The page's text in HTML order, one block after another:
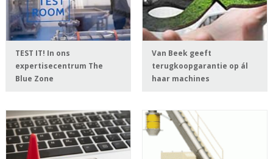
TEST IT! In ons
expertisecentrum The
Blue Zone
Van Beek geeft
terugkoopgarantie op ál
haar machines